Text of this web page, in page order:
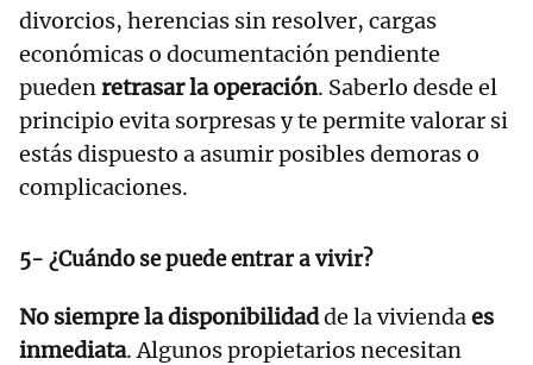
divorcios, herencias sin resolver, cargas
económicas o documentación pendiente
puedenretrasar la operación. Saberlo desde el
principio evita sorpresas y te permite valorar si
estás dispuesto a asumir posibles demoras o
complicaciones.
5- ¿Cuándo se puede entrar a vivir?
No siempre la disponibilidadde la viviendaes
inmediata. Algunos propietarios necesitan